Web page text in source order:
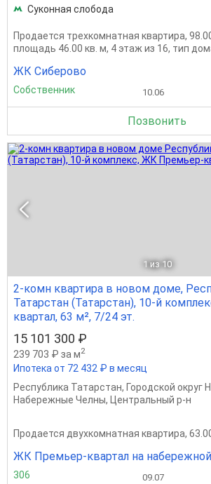
Суконная слобода
Продается трехкомнатная квартира,
площадь 46.00 кв. м, 4 этаж из 16, тип
ЖК Сиберово
Собственник 10.06
Позвонить
1 из 10
2-комн квартира в новом доме,
Татарстан (Татарстан), 10-й
квартал, 63 м², 7/24 эт.
15 101 300 ₽
239 703 ₽ за м2
Ипотека от 72 432 ₽ в месяц
Республика Татарстан, Городской
Набережные Челны, Центральный р-н
Продается двухкомнатная квартира,
ЖК Премьер-квартал на набережной
306 09.07